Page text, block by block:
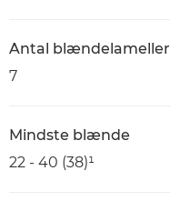
Antal blændelameller
7
Mindste blænde
22 - 40 (38)¹